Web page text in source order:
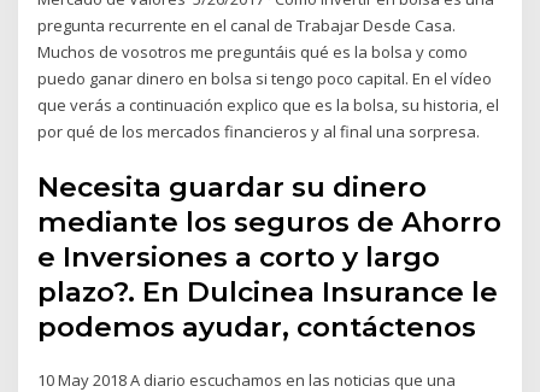
pregunta recurrente en el canal de Trabajar Desde Casa.
Muchos de vosotros me preguntáis qué es la bolsa y como
puedo ganar dinero en bolsa si tengo poco capital. En el vídeo
que verás a continuación explico que es la bolsa, su historia, el
por qué de los mercados financieros y al final una sorpresa.
Necesita guardar su dinero
mediante los seguros de Ahorro
e Inversiones a corto y largo
plazo?. En Dulcinea Insurance le
podemos ayudar, contáctenos
10 May 2018 A diario escuchamos en las noticias que una